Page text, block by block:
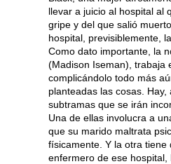
llevar a juicio al hospital al
gripe y del que salió
hospital, previsiblemente,
Como dato importante, la
(Madison Iseman), trabaja
complicándolo todo más
planteadas las cosas. Hay,
subtramas que se irán
Una de ellas involucra a
que su marido maltrata
físicamente. Y la otra tiene
enfermero de ese hospital,